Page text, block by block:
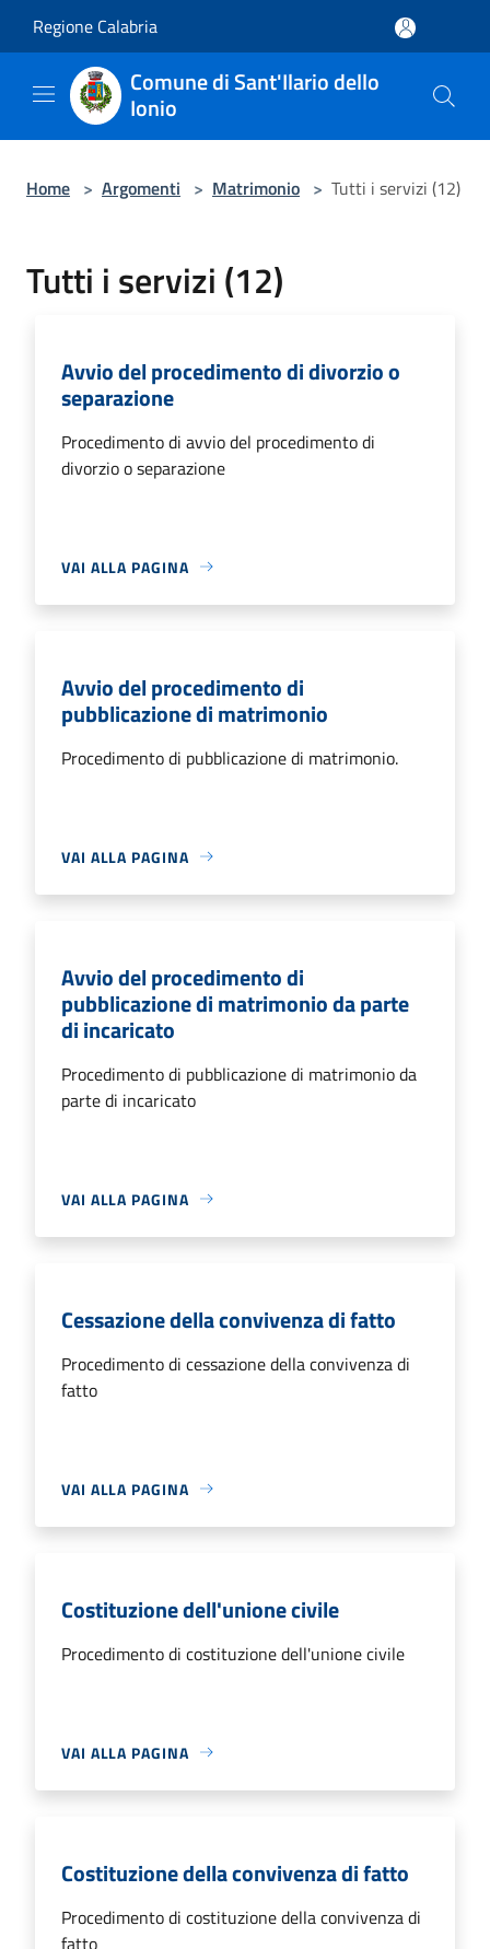
Regione Calabria
Comune di Sant'Ilario dello
Ionio
Home > Argomenti > Matrimonio > Tutti i servizi (12)
Tutti i servizi (12)
Avvio del procedimento di divorzio o
separazione
Procedimento di avvio del procedimento di
divorzio o separazione
VAI ALLA PAGINA
Avvio del procedimento di
pubblicazione di matrimonio
Procedimento di pubblicazione di matrimonio.
VAI ALLA PAGINA
Avvio del procedimento di
pubblicazione di matrimonio da parte
di incaricato
Procedimento di pubblicazione di matrimonio da
parte di incaricato
VAI ALLA PAGINA
Cessazione della convivenza di fatto
Procedimento di cessazione della convivenza di
fatto
VAI ALLA PAGINA
Costituzione dell'unione civile
Procedimento di costituzione dell'unione civile
VAI ALLA PAGINA
Costituzione della convivenza di fatto
Procedimento di costituzione della convivenza di
fatto